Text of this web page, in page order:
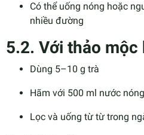
Có thể uống nóng hoặc
nhiều đường
5.2. Với thảo mộc
Dùng 5–10 g trà
Hãm với 500 ml nước
Lọc và uống từ từ trong